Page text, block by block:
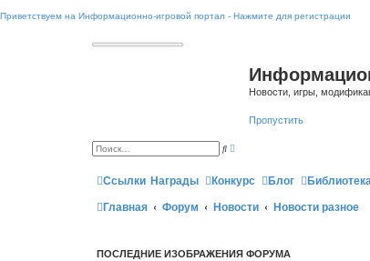
Приветствуем на Информационно-игровой портал - Нажмите для регистрации
Новости, игры,
Пропустить
П
с
к и
е
п
Ссылки Награды Конкурс Блог
Главная
Форум Новости Новости разное
ПОСЛЕДНИЕ ИЗОБРАЖЕНИЯ ФОРУМА